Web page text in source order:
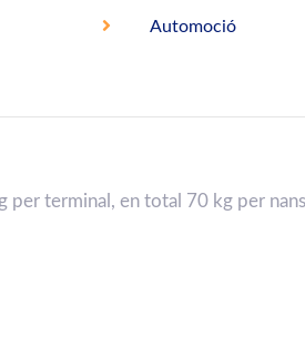
Automoció
per terminal, en total 70 kg per